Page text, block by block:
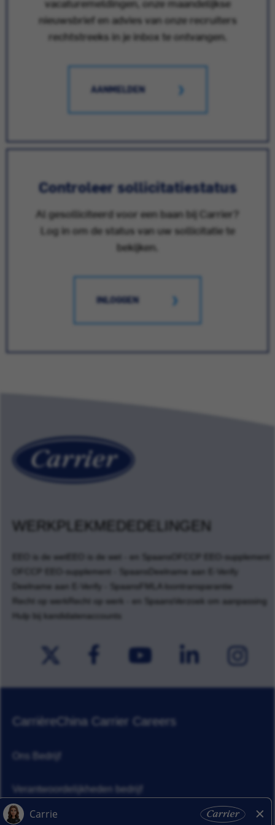
nieuwsbrief en advies van onze recruiters
rechtstreeks in je inbox te ontvangen.
AANMELDEN
Controleer sollicitatiestatus
Al gesolliciteerd voor een baan bij Carrier?
Log in om de status van uw sollicitatie te
bekijken.
INLOGGEN
WERKPLEKMEDEDELINGEN
EEO is de wet EEO is de wet - en Spaans
OFCCP EEO-supplement
OFCCP EEO-supplement - Spaans
Deelname aan E-Verify
Deelname aan E-Verify - Spaans
FMLA loontransparantie
Recht op werk
Recht op werk - en Spaans
Verzoek om aanpassing
Hulp bij kandidatenaccounts
CarrièreChina Carrier Careers
Ons Bedrijf
Verantwoordelijkheden bedrijf
Nieuws